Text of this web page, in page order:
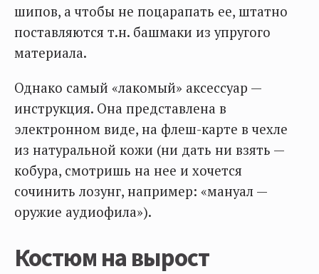
шипов, а чтобы не поцарапать ее, штатно
поставляются т.н. башмаки из упругого
материала.
Однако самый «лакомый» аксессуар —
инструкция. Она представлена в
электронном виде, на флеш-карте в чехле
из натуральной кожи (ни дать ни взять —
кобура, смотришь на нее и хочется
сочинить лозунг, например: «мануал —
оружие аудиофила»).
Костюм на вырост